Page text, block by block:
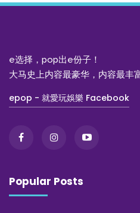
e选择，pop出e份子！
大马史上内容最豪华，内容最丰
epop - 就愛玩娛樂 Facebook
Popular Posts